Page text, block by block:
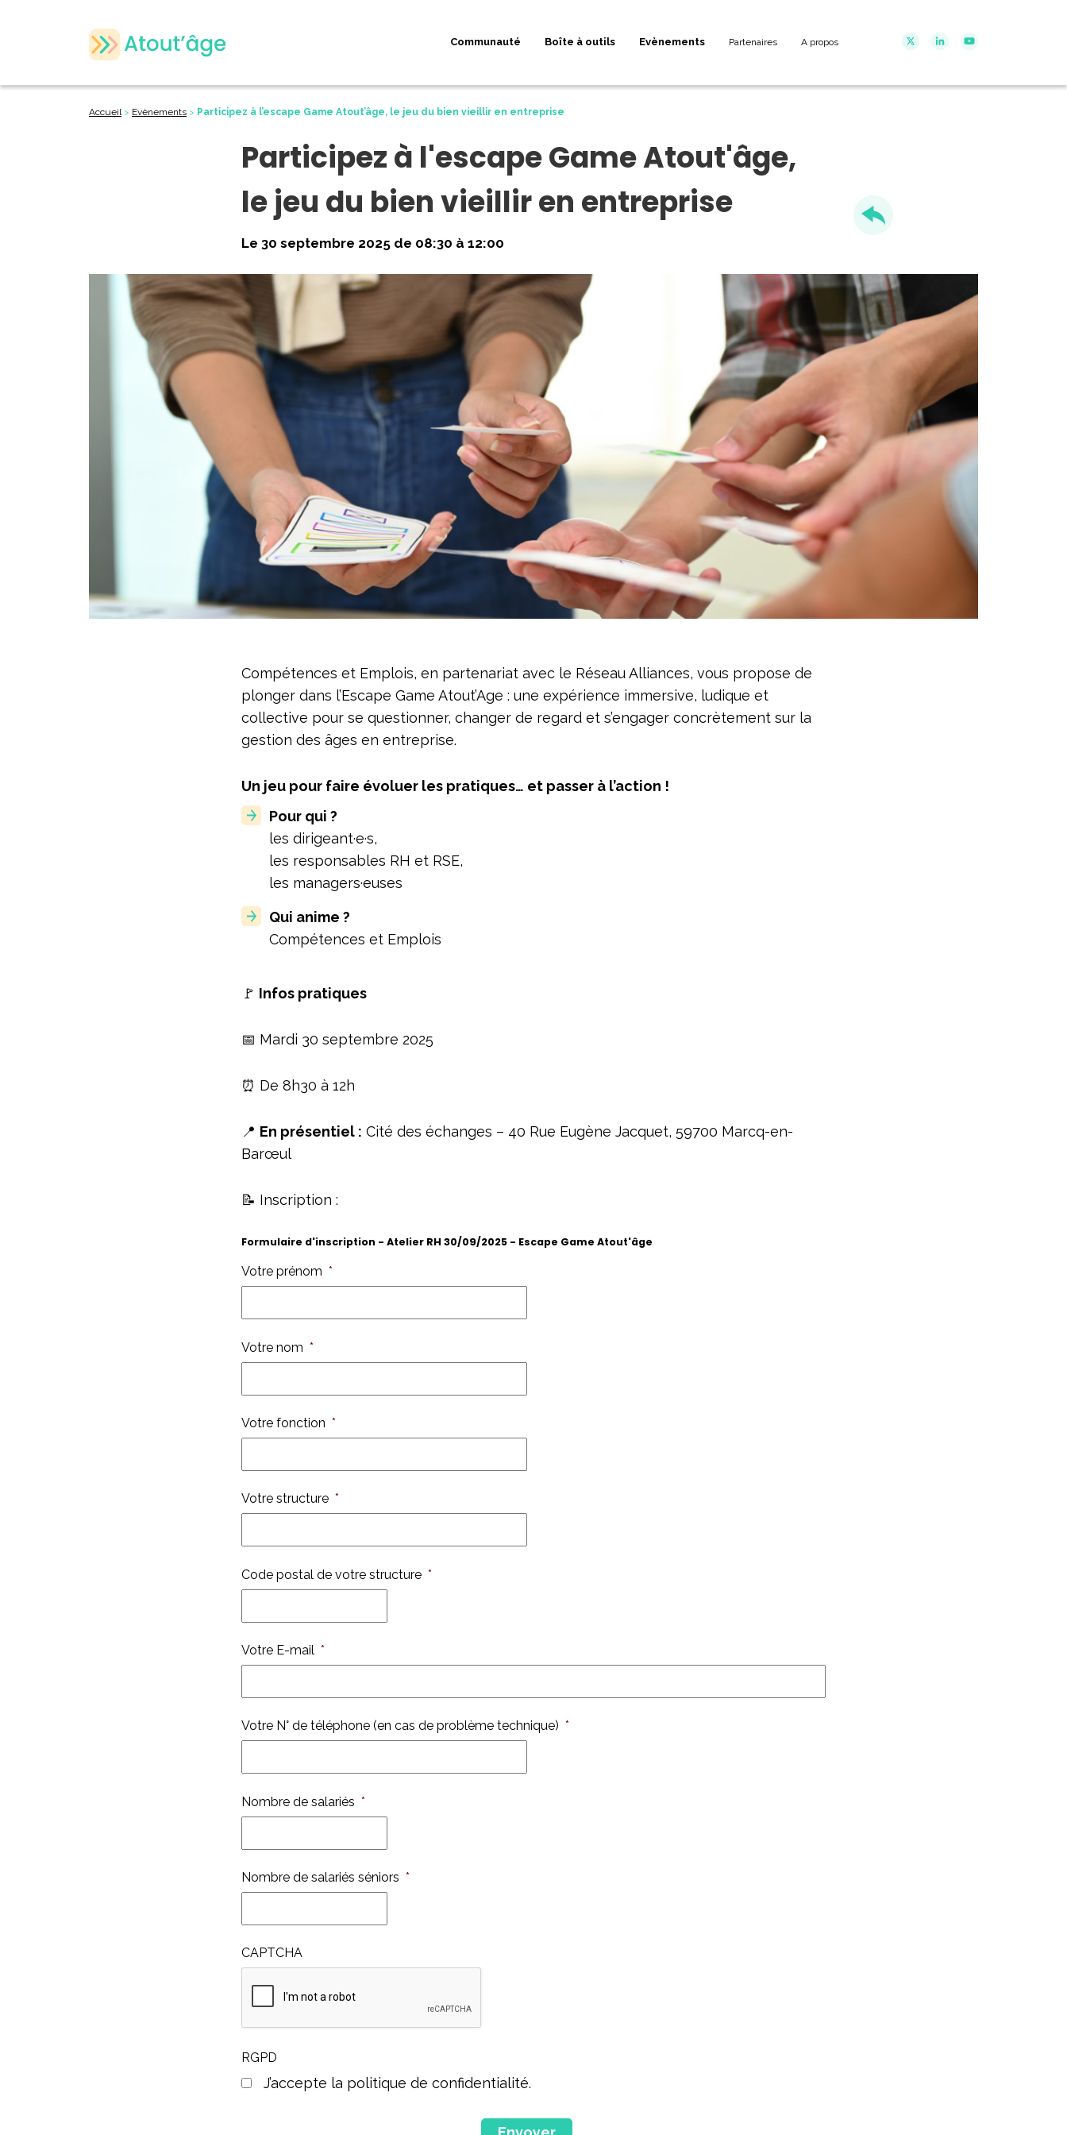
Communauté Boîte à outils Evènements Partenaires A propos
Accueil> Evènements > Participez à l’escape Game Atout’âge, le jeu du bien vieillir en entreprise
Participez à l'escape Game Atout'âge,
le jeu du bien vieillir en entreprise
Le 30 septembre 2025 de 08:30 à 12:00
Compétences et Emplois, en partenariat avec le Réseau Alliances, vous propose de
plonger dans l’Escape Game Atout’Age : une expérience immersive, ludique et
collective pour se questionner, changer de regard et s’engager concrètement sur la
gestion des âges en entreprise.
Un jeu pour faire évoluer les pratiques… et passer à l’action !
Pour qui ?
les dirigeant·e·s,
les responsables RH et RSE,
les managers·euses
Qui anime ?
Compétences et Emplois
🚩 Infos pratiques
📅 Mardi 30 septembre 2025
⏰ De 8h30 à 12h
📍 En présentiel : Cité des échanges – 40 Rue Eugène Jacquet, 59700 Marcq-en-
Barœul
📝 Inscription :
Formulaire d'inscription - Atelier RH 30/09/2025 - Escape Game Atout'âge
Votre prénom *
Votre nom *
Votre fonction *
Votre structure *
Code postal de votre structure *
Votre E-mail *
Votre N° de téléphone (en cas de problème technique) *
Nombre de salariés *
Nombre de salariés séniors *
CAPTCHA
RGPD
J’accepte la politique de confidentialité.